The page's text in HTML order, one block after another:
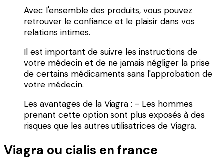
Avec l'ensemble des produits, vous pouvez
retrouver le confiance et le plaisir dans vos
relations intimes.
Il est important de suivre les instructions de
votre médecin et de ne jamais négliger la prise
de certains médicaments sans l'approbation de
votre médecin.
Les avantages de la Viagra : - Les hommes
prenant cette option sont plus exposés à des
risques que les autres utilisatrices de Viagra.
Viagra ou cialis en france